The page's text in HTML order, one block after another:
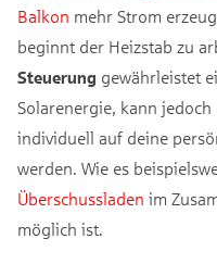
Balkon mehr Strom
beginnt der Heizstab zu
Steuerung gewährleistet
Solarenergie, kann
individuell auf deine
werden. Wie es
Überschussladen im
möglich ist.